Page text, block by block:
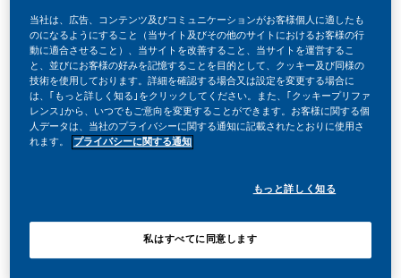
TWÓRZ Z NAMI HISTORIĘ!
W PMI zdecydowaliśmy się zrobić coś niesamowitego.
przyszłość na jednym jasnym celu – budowanie przyszłości
当社は、広告、コンテンツ及びコミュニケーションがお客様個人に適したも
のになるようにすること（当サイト及びその他のサイトにおけるお客様の行
動に適合させること）、当サイトを改善すること、当サイトを運営するこ
と、並びにお客様の好みを記憶することを目的として、クッキー及び同様の
技術を使用しております。詳細を確認する場合又は設定を変更する場合に
は、｢もっと詳しく知る｣をクリックしてください。また、｢クッキープリファ
レンス｣から、いつでもご意向を変更することができます。お客様に関する個
人データは、当社のプライバシーに関する通知に記載されたとおりに使用さ
れます。
プライバシーに関する通知
もっと詳しく知る
私はすべてに同意します